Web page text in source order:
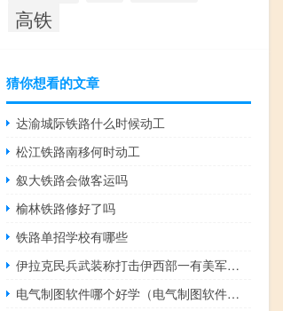
高铁
猜你想看的文章
达渝城际铁路什么时候动工
松江铁路南移何时动工
叙大铁路会做客运吗
榆林铁路修好了吗
铁路单招学校有哪些
伊拉克民兵武装称打击伊西部一有美军驻扎的空军基地
电气制图软件哪个好学（电气制图软件哪个好）